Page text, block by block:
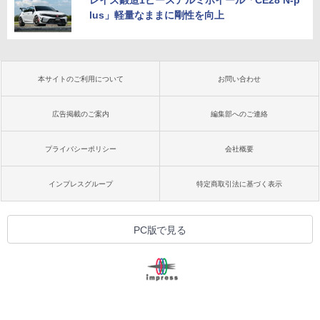
lus」軽量なままに剛性を向上
本サイトのご利用について お問い合わせ
広告掲載のご案内 編集部へのご連絡
プライバシーポリシー 会社概要
インプレスグループ 特定商取引法に基づく表示
PC版で見る